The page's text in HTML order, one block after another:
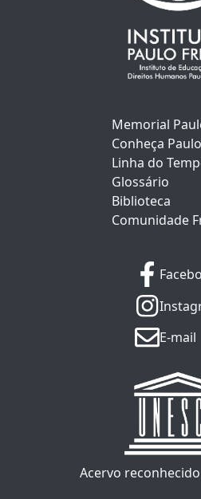
Memorial
Conheça
Linha do
Glossário
Biblioteca
Comunidade
E-mail
Acervo